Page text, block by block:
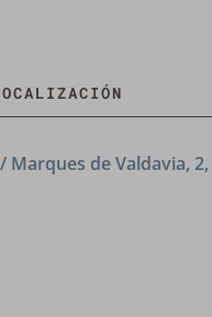
Marques de Valdavia,